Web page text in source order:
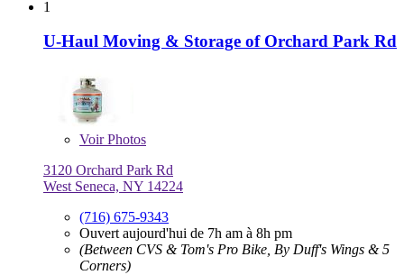
1
U-Haul Moving & Storage of Orchard Park Rd
VoirPhotos
3120 Orchard Park Rd
West Seneca, NY 14224
(716) 675-9343
Ouvert aujourd'hui de 7h am à 8h pm
(Between CVS & Tom's Pro Bike, By Duff's Wings & 5
Corners)